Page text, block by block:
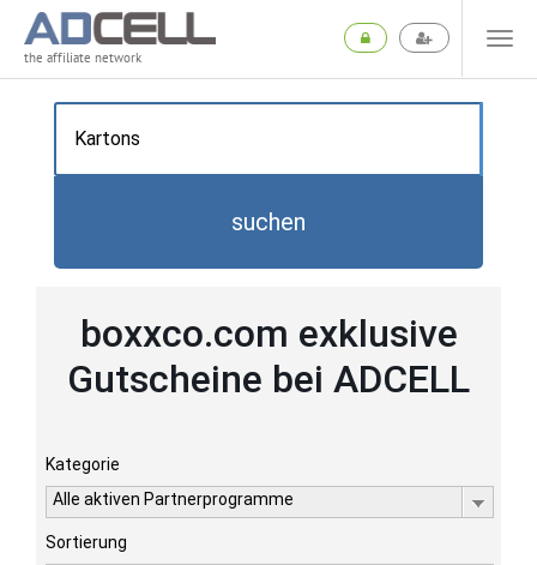
the affiliate network
suchen
boxxco.com exklusive
Gutscheine bei ADCELL
Kategorie
Alle aktiven Partnerprogramme
Sortierung